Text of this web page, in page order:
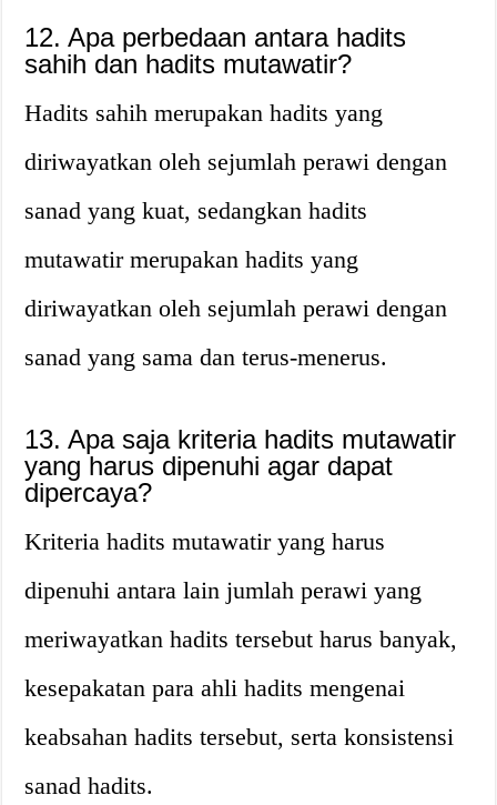
12. Apa perbedaan antara hadits
sahih dan hadits mutawatir?
Hadits sahih merupakan hadits yang
diriwayatkan oleh sejumlah perawi dengan
sanad yang kuat, sedangkan hadits
mutawatir merupakan hadits yang
diriwayatkan oleh sejumlah perawi dengan
sanad yang sama dan terus-menerus.
13. Apa saja kriteria hadits mutawatir
yang harus dipenuhi agar dapat
dipercaya?
Kriteria hadits mutawatir yang harus
dipenuhi antara lain jumlah perawi yang
meriwayatkan hadits tersebut harus banyak,
kesepakatan para ahli hadits mengenai
keabsahan hadits tersebut, serta konsistensi
sanad hadits.